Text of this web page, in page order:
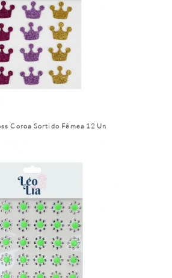
Coroa Sortido Fêmea 12 Un